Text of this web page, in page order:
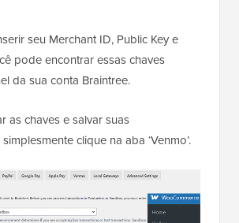
seu Merchant ID, Public Key e
pode encontrar essas chaves
da sua conta Braintree.
as chaves e salvar suas
clique na aba ‘Venmo’.